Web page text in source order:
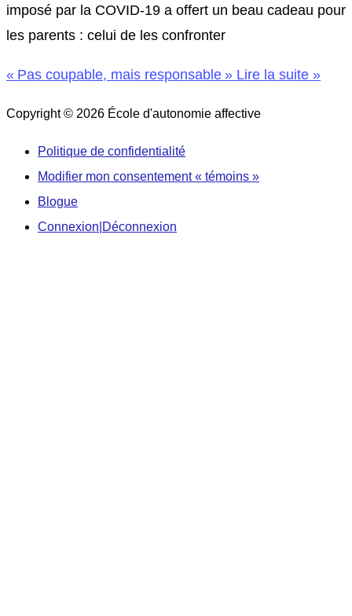
imposé par la COVID-19 a offert un beau cadeau pour
les parents : celui de les confronter
« Pas coupable, mais responsable » Lire la suite »
Copyright © 2026 École d'autonomie affective
Politique de confidentialité
Modifier mon consentement « témoins »
Blogue
Connexion|Déconnexion